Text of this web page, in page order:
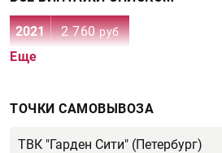
2021 2 760руб
Еще
ТОЧКИ САМОВЫВОЗА
ТВК "Гарден Сити" (Петербург)